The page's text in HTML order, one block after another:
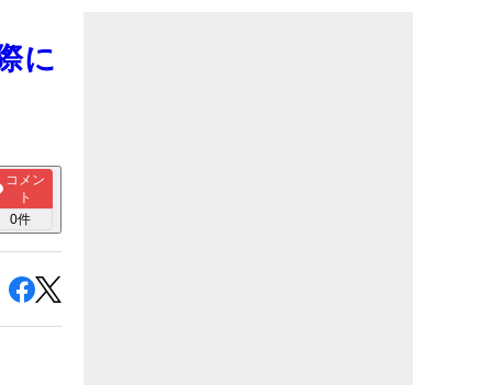
に
コメン
ト
0件